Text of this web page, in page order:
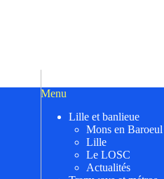
Menu
Lille et banlieue
Mons en Baroeul
Lille
Le LOSC
Actualités